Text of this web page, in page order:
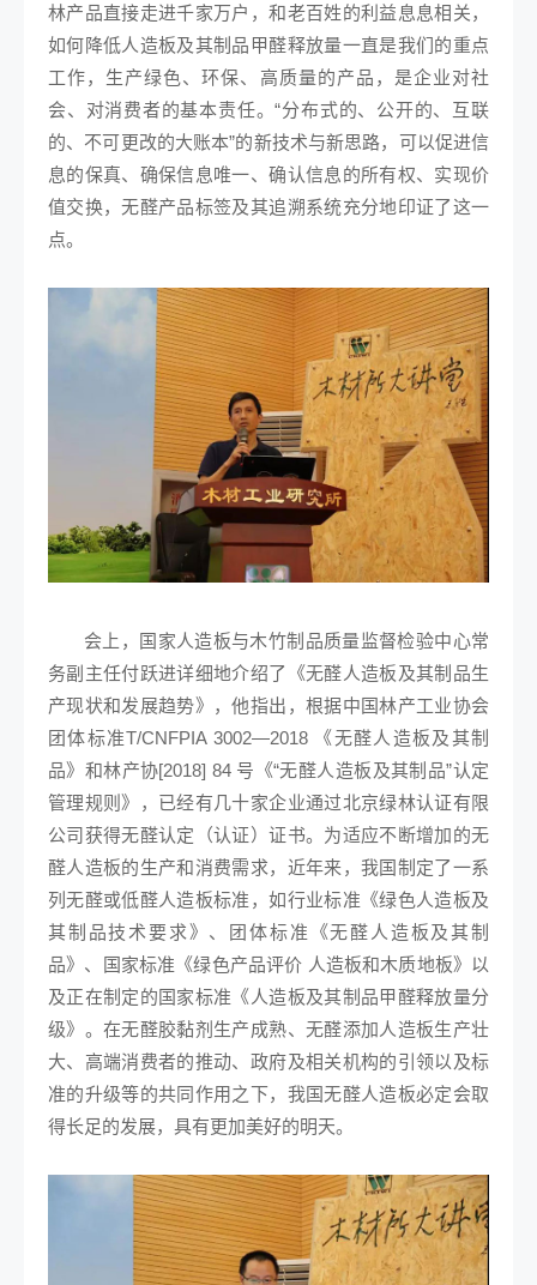
林产品直接走进千家万户，和老百姓的利益息息相关，
如何降低人造板及其制品甲醛释放量一直是我们的重点
工作，生产绿色、环保、高质量的产品，是企业对社
会、对消费者的基本责任。“分布式的、公开的、互联
的、不可更改的大账本”的新技术与新思路，可以促进信
息的保真、确保信息唯一、确认信息的所有权、实现价
值交换，无醛产品标签及其追溯系统充分地印证了这一
点。
会上，国家人造板与木竹制品质量监督检验中心常
务副主任付跃进详细地介绍了《无醛人造板及其制品生
产现状和发展趋势》，他指出，根据中国林产工业协会
团体标准T/CNFPIA 3002—2018 《无醛人造板及其制
品》和林产协[2018] 84 号《“无醛人造板及其制品”认定
管理规则》，已经有几十家企业通过北京绿林认证有限
公司获得无醛认定（认证）证书。为适应不断增加的无
醛人造板的生产和消费需求，近年来，我国制定了一系
列无醛或低醛人造板标准，如行业标准《绿色人造板及
其制品技术要求》、团体标准《无醛人造板及其制
品》、国家标准《绿色产品评价 人造板和木质地板》以
及正在制定的国家标准《人造板及其制品甲醛释放量分
级》。在无醛胶黏剂生产成熟、无醛添加人造板生产壮
大、高端消费者的推动、政府及相关机构的引领以及标
准的升级等的共同作用之下，我国无醛人造板必定会取
得长足的发展，具有更加美好的明天。